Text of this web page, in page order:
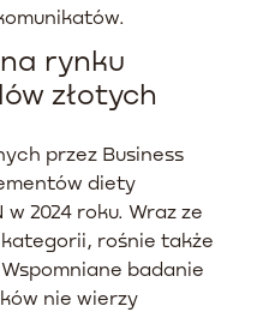
rynku
złotych
przez Business
diety
2024 roku. Wraz ze
rośnie także
badanie
nie wierzy